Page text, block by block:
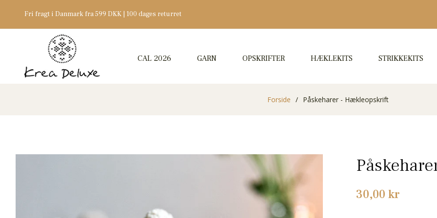
Fri fragt i Danmark fra 599 DKK | 100 dages returret
CAL 2026 GARN OPSKRIFTER HÆKLEKITS STRIKKEKITS
Forside / Påskeharer - Hækleopskrift
Normalpris
30,00 kr